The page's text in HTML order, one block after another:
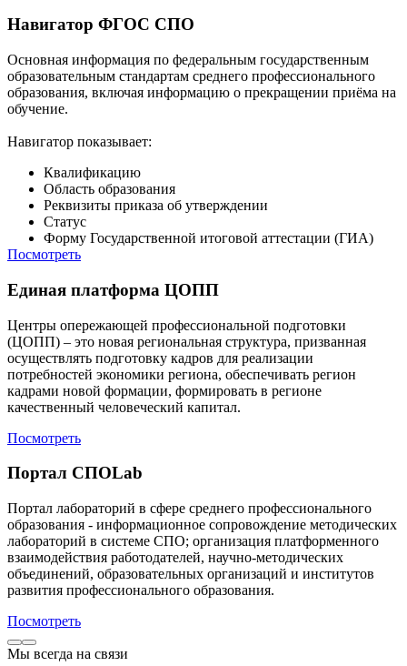
Навигатор ФГОС СПО
Основная информация по федеральным государственным
образовательным стандартам среднего профессионального
образования, включая информацию о прекращении приёма на
обучение.
Навигатор показывает:
Квалификацию
Область образования
Реквизиты приказа об утверждении
Статус
Форму Государственной итоговой аттестации (ГИА)
Посмотреть
Единая платформа ЦОПП
Центры опережающей профессиональной подготовки
(ЦОПП) – это новая региональная структура, призванная
осуществлять подготовку кадров для реализации
потребностей экономики региона, обеспечивать регион
кадрами новой формации, формировать в регионе
качественный человеческий капитал.
Посмотреть
Портал СПОLab
Портал лабораторий в сфере среднего профессионального
образования - информационное сопровождение методических
лабораторий в системе СПО; организация платформенного
взаимодействия работодателей, научно-методических
объединений, образовательных организаций и институтов
развития профессионального образования.
Посмотреть
Мы всегда на связи